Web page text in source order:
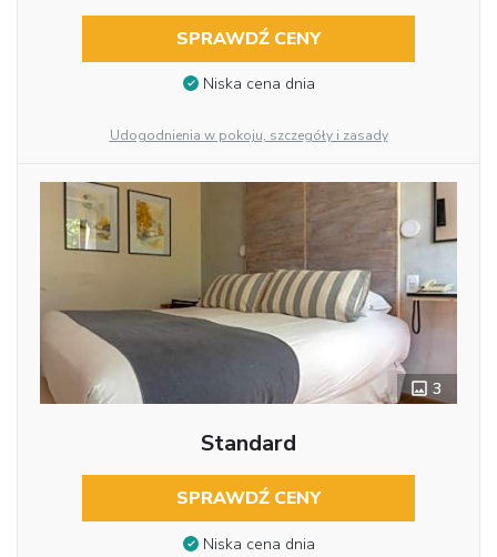
SPRAWDŹ CENY
Niska cena dnia
Udogodnienia w pokoju, szczegóły i zasady
3
Standard
SPRAWDŹ CENY
Niska cena dnia